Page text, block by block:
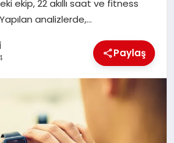
ekip, 22 akıllı saat ve fitness
analizlerde,…
Paylaş